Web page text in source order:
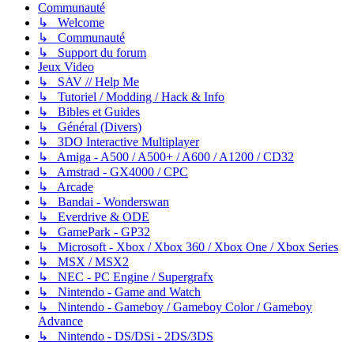
Communauté
↳ Welcome
↳ Communauté
↳ Support du forum
Jeux Video
↳ SAV // Help Me
↳ Tutoriel / Modding / Hack & Info
↳ Bibles et Guides
↳ Général (Divers)
↳ 3DO Interactive Multiplayer
↳ Amiga - A500 / A500+ / A600 / A1200 / CD32
↳ Amstrad - GX4000 / CPC
↳ Arcade
↳ Bandai - Wonderswan
↳ Everdrive & ODE
↳ GamePark - GP32
↳ Microsoft - Xbox / Xbox 360 / Xbox One / Xbox Series
↳ MSX / MSX2
↳ NEC - PC Engine / Supergrafx
↳ Nintendo - Game and Watch
↳ Nintendo - Gameboy / Gameboy Color / Gameboy
Advance
↳ Nintendo - DS/DSi - 2DS/3DS